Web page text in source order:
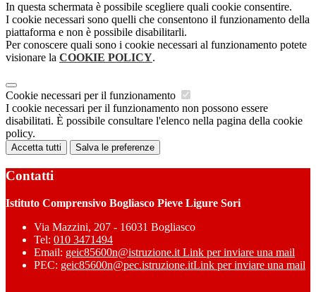
In questa schermata è possibile scegliere quali cookie consentire.
I cookie necessari sono quelli che consentono il funzionamento della
piattaforma e non è possibile disabilitarli.
Per conoscere quali sono i cookie necessari al funzionamento potete
visionare la COOKIE POLICY.
Cookie necessari per il funzionamento
I cookie necessari per il funzionamento non possono essere
disabilitati. È possibile consultare l'elenco nella pagina della cookie
policy.
Accetta tutti Salva le preferenze
Contatti
Istituto Comprensivo Bogliasco Pieve Ligure Sori
Via Mazzini, 207 - 16031 Bogliasco
Tel: 010 3471494
Email: geic85600n@istruzione.it Link per inviare una mail
PEC: geic85600n@pec.istruzione.itLink per inviare una mail